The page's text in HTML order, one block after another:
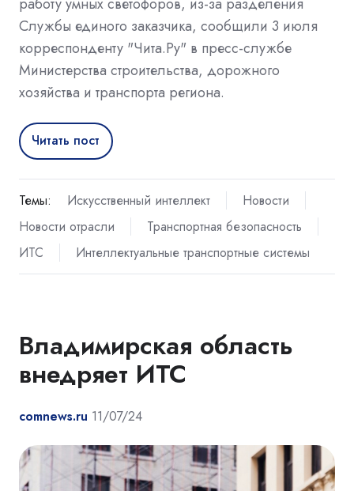
Службы единого заказчика, сообщили 3 июля
корреспонденту "Чита.Ру" в пресс-службе
Министерства строительства, дорожного
хозяйства и транспорта региона.
Читать пост
Темы: Искусственный интеллект
Новости
Новости отрасли
Транспортная безопасность
ИТС
Интеллектуальные транспортные системы
Владимирская область
внедряет ИТС
comnews.ru 11/07/24